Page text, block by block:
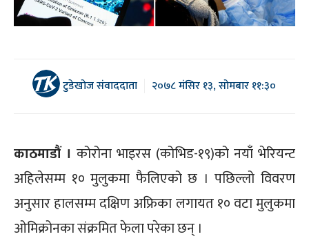
टुडेखोज संवाददाता २०७८ मंसिर १३, सोमबार ११:३०
काठमाडौं । कोरोना भाइरस (कोभिड-१९)को नयाँ भेरियन्ट
अहिलेसम्म १० मुलुकमा फैलिएको छ । पछिल्लो विवरण
अनुसार हालसम्म दक्षिण अफ्रिका लगायत १० वटा मुलुकमा
ओमिक्रोनका संक्रमित फेला परेका छन् ।